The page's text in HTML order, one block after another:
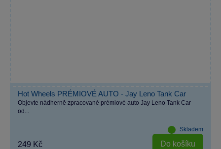
Hot Wheels PRÉMIOVÉ AUTO - Jay Leno Tank Car
Objevte nádherně zpracované prémiové auto Jay Leno Tank Car
od...
Skladem
249 Kč Do košíku